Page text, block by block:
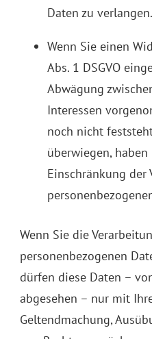
Daten zu verlangen.
Wenn Sie einen
Abs. 1 DSGVO
Abwägung
Interessen
noch nicht
überwiegen, haben
Einschränkung der
Wenn Sie die
personenbezogenen
dürfen diese Daten –
abgesehen – nur mit
Geltendmachung,